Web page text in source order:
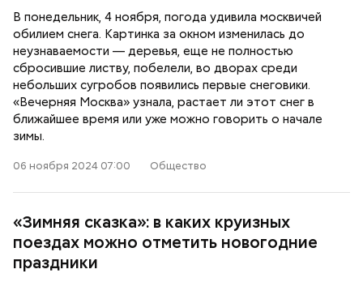
В понедельник, 4 ноября, погода удивила москвичей
обилием снега. Картинка за окном изменилась до
неузнаваемости — деревья, еще не полностью
сбросившие листву, побелели, во дворах среди
небольших сугробов появились первые снеговики.
«Вечерняя Москва» узнала, растает ли этот снег в
ближайшее время или уже можно говорить о начале
зимы.
06 ноября 2024 07:00 Общество
«Зимняя сказка»: в каких круизных
поездах можно отметить новогодние
праздники